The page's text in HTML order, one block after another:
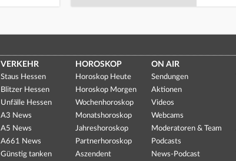
VERKEHR
Staus Hessen
Blitzer Hessen
Unfälle Hessen
A3 News
A5 News
A661 News
Günstig tanken
HOROSKOP
Horoskop Heute
Horoskop Morgen
Wochenhoroskop
Monatshoroskop
Jahreshoroskop
Partnerhoroskop
Aszendent
ON AIR
Sendungen
Aktionen
Videos
Webcams
Moderatoren & Team
Podcasts
News-Podcast